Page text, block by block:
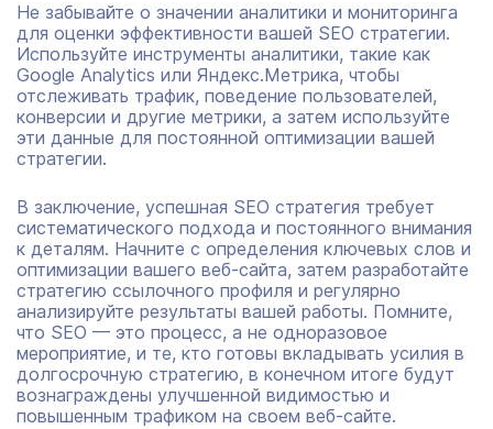
Не забывайте о значении аналитики и мониторинга
для оценки эффективности вашей SEO стратегии.
Используйте инструменты аналитики, такие как
Google Analytics или Яндекс.Метрика, чтобы
отслеживать трафик, поведение пользователей,
конверсии и другие метрики, а затем используйте
эти данные для постоянной оптимизации вашей
стратегии.
В заключение, успешная SEO стратегия требует
систематического подхода и постоянного внимания
к деталям. Начните с определения ключевых слов и
оптимизации вашего веб-сайта, затем разработайте
стратегию ссылочного профиля и регулярно
анализируйте результаты вашей работы. Помните,
что SEO — это процесс, а не одноразовое
мероприятие, и те, кто готовы вкладывать усилия в
долгосрочную стратегию, в конечном итоге будут
вознаграждены улучшенной видимостью и
повышенным трафиком на своем веб-сайте.